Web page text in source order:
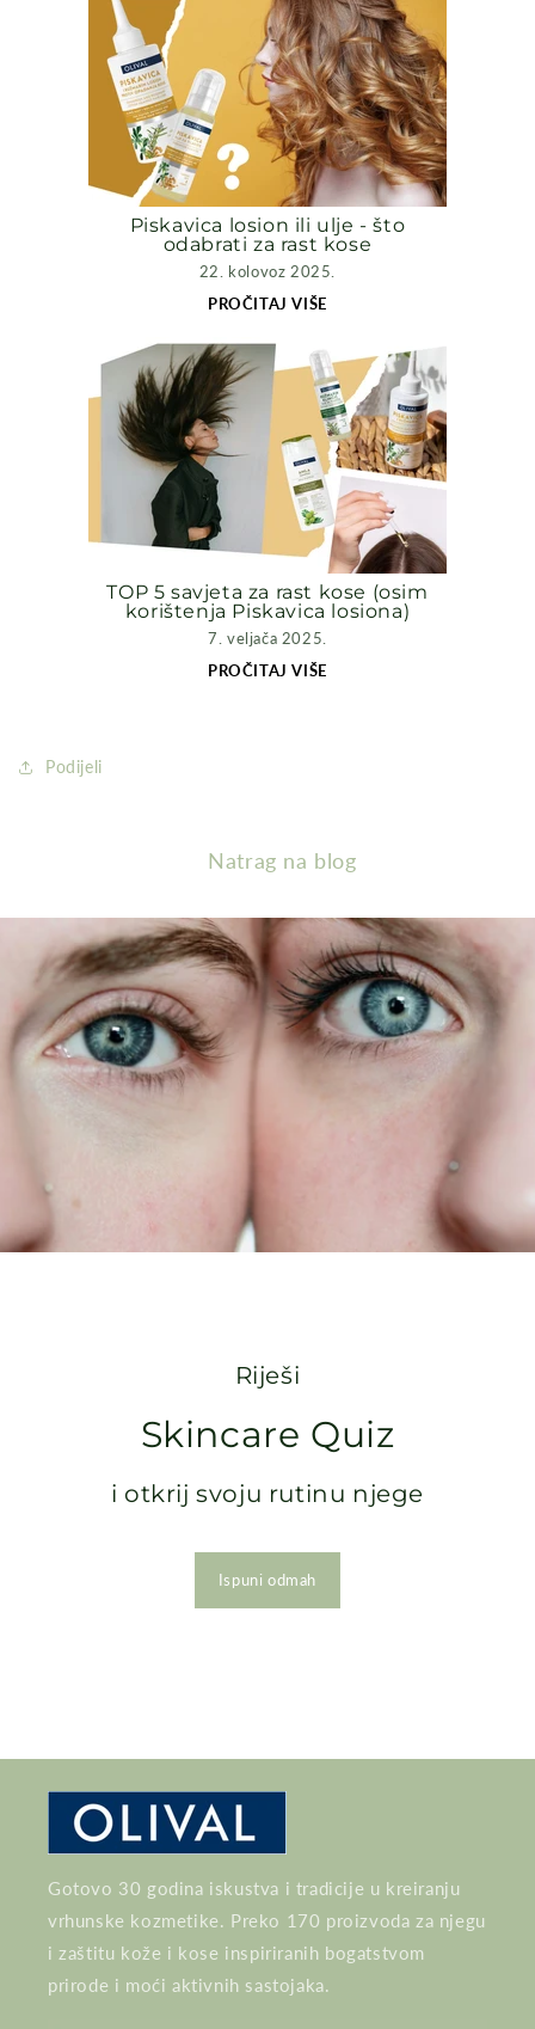
Piskavica losion ili ulje - što
odabrati za rast kose
22. kolovoz 2025.
PROČITAJ VIŠE
TOP 5 savjeta za rast kose (osim
korištenja Piskavica losiona)
7. veljača 2025.
PROČITAJ VIŠE
Podijeli
Natrag na blog
Riješi
Skincare Quiz
i otkrij svoju rutinu njege
Ispuni odmah
Gotovo 30 godina iskustva i tradicije u kreiranju
vrhunske kozmetike. Preko 170 proizvoda za njegu
i zaštitu kože i kose inspiriranih bogatstvom
prirode i moći aktivnih sastojaka.